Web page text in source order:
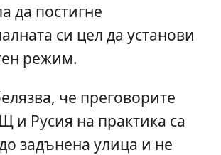
да постигне
си цел да установи
режим.
че преговорите
и Русия на практика са
задънена улица и не